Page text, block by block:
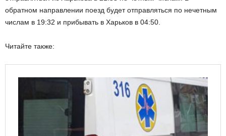
обратном направлении поезд будет отправляться по нечетным
числам в 19:32 и прибывать в Харьков в 04:50.
Читайте также: